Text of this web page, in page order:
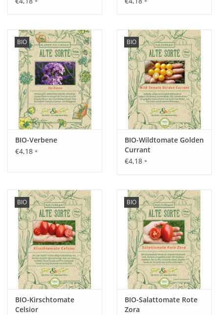
Aussaat:
Von April - Mai indoor, ab Mai - Juni direkt im Freiland.
Keimung:
Optimale Keimung bei 18 - 22°C, nach ca. 7 - 14 Tagen.
Saattiefe: 2 cm.
Standort:
Sonniger Platz, nährstoffreicher Boden.
Ernte / Blüte:
Juni - Oktober.
BIO
BIO-Verbene
€4,18 *
BIO
BIO-Wildtomate Golden
Currant
€4,18 *
BIO
BIO-Kirschtomate
Celsior
BIO
BIO-Salattomate Rote
Zora